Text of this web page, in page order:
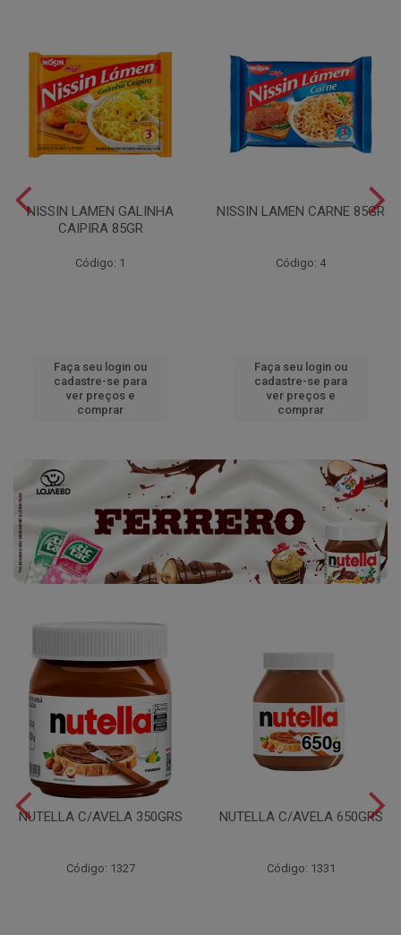
NISSIN LAMEN GALINHA
CAIPIRA 85GR
Código: 1
Faça seu login ou
cadastre-se para
ver preços e
comprar
NISSIN LAMEN CARNE 85GR
Código: 4
Faça seu login ou
cadastre-se para
ver preços e
comprar
NUTELLA C/AVELA 350GRS
Código: 1327
NUTELLA C/AVELA 650GRS
Código: 1331